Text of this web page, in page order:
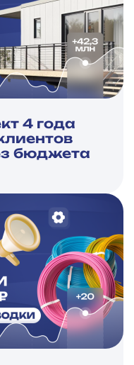
4 года
бюджета